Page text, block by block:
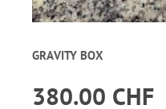
GRAVITY BOX
380.00 CHF